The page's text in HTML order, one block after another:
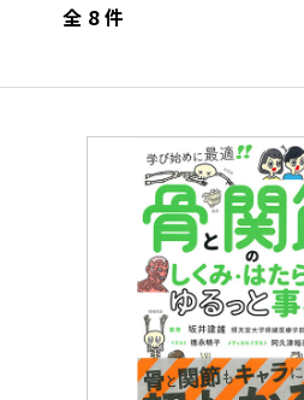
全 8 件